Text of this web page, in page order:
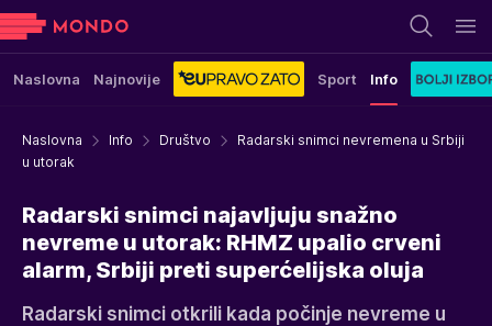
Naslovna Najnovije Sport Info
Naslovna Info Društvo
Radarski snimci nevremena u Srbiji
u utorak
Radarski snimci najavljuju snažno
nevreme u utorak: RHMZ upalio crveni
alarm, Srbiji preti superćelijska oluja
Radarski snimci otkrili kada počinje nevreme u